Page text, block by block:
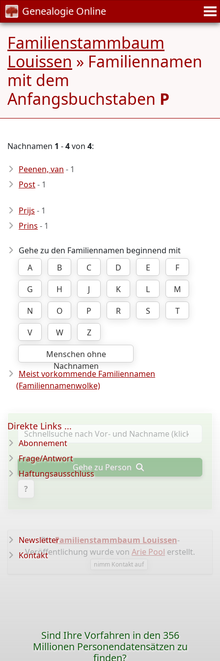
Genealogie Online
Familienstammbaum
Louissen » Familiennamen
mit dem
Anfangsbuchstaben P
Nachnamen 1 -4von 4:
Peenen, van - 1
Post- 1
Prijs - 1
Prins - 1
Gehe zu den Familiennamen beginnend mit
A
B C D E
F
G
H J K L
M
N
O P R S
T
V
W
Z
Menschen ohne
Nachnamen
Meist vorkommende Familiennamen
(Familiennamenwolke)
Gehe zu Person
?
DieFamilienstammbaum Louissen-
Veröffentlichung wurde von Arie Pool erstellt.
nimm Kontakt auf
Direkte Links ...
Abonnement
Frage/Antwort
Haftungsausschluss
Newsletter
Kontakt
Sind Ihre Vorfahren in den 356
Millionen Personendatensätzen zu
finden?